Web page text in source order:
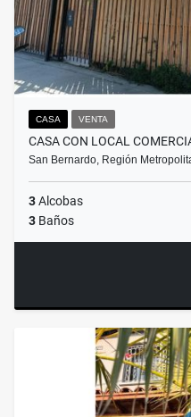
CASA VENTA
CASA CON LOCAL
San Bernardo, Región
3Alcobas
3 Baños